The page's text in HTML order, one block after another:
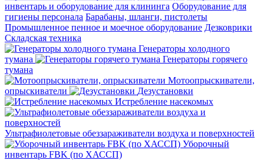
инвентарь и оборудование для клининга Оборудование для
гигиены персонала Барабаны, шланги, пистолеты
Промышленное пенное и моечное оборудование Дезковрики
Складская техника
Генераторы холодного
тумана
Генераторы горячего
тумана
Мотоопрыскиватели,
опрыскиватели
Дезустановки
Истребление насекомых
Ультрафиолетовые обеззараживатели воздуха и поверхностей
Уборочный
инвентарь FBK (по ХАССП)